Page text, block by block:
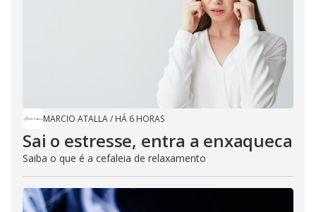
MARCIO ATALLA/ HÁ 6 HORAS
Sai o estresse, entra a enxaqueca
Saiba o que é a cefaleia de relaxamento